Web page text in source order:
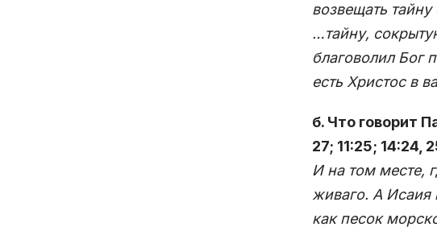
возвещать
…тайну,
благоволил Бог
есть Христос в
б. Что говорит
27; 11:25; 14:24,
И на том месте,
живаго. А Исаия
как песок